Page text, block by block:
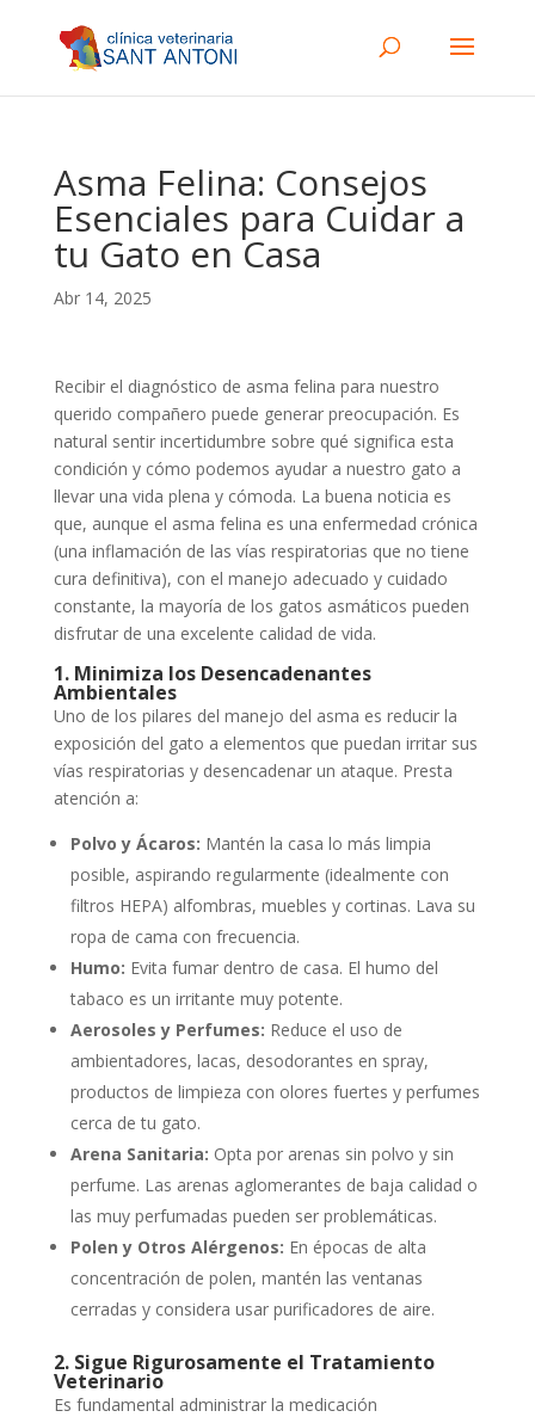
Asma Felina: Consejos
Esenciales para Cuidar a
tu Gato en Casa
Abr 14, 2025
Recibir el diagnóstico de asma felina para nuestro
querido compañero puede generar preocupación. Es
natural sentir incertidumbre sobre qué significa esta
condición y cómo podemos ayudar a nuestro gato a
llevar una vida plena y cómoda. La buena noticia es
que, aunque el asma felina es una enfermedad crónica
(una inflamación de las vías respiratorias que no tiene
cura definitiva), con el manejo adecuado y cuidado
constante, la mayoría de los gatos asmáticos pueden
disfrutar de una excelente calidad de vida.
1. Minimiza los Desencadenantes
Ambientales
Uno de los pilares del manejo del asma es reducir la
exposición del gato a elementos que puedan irritar sus
vías respiratorias y desencadenar un ataque. Presta
atención a:
Polvo y Ácaros: Mantén la casa lo más limpia
posible, aspirando regularmente (idealmente con
filtros HEPA) alfombras, muebles y cortinas. Lava su
ropa de cama con frecuencia.
Humo: Evita fumar dentro de casa. El humo del
tabaco es un irritante muy potente.
Aerosoles y Perfumes: Reduce el uso de
ambientadores, lacas, desodorantes en spray,
productos de limpieza con olores fuertes y perfumes
cerca de tu gato.
Arena Sanitaria: Opta por arenas sin polvo y sin
perfume. Las arenas aglomerantes de baja calidad o
las muy perfumadas pueden ser problemáticas.
Polen y Otros Alérgenos: En épocas de alta
concentración de polen, mantén las ventanas
cerradas y considera usar purificadores de aire.
2. Sigue Rigurosamente el Tratamiento
Veterinario
Es fundamental administrar la medicación